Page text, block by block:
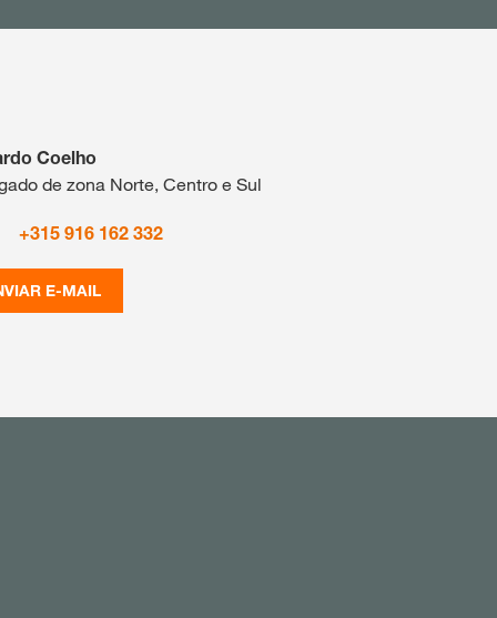
Coelho
de zona Norte, Centro e Sul
+315 916 162 332
E-MAIL